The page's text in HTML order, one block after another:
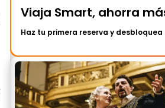
Viaja Smart, ahorra
Haz tu primera reserva y